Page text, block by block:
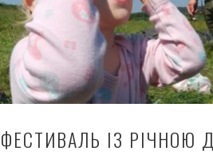
ФЕСТИВАЛЬ ІЗ РІЧНОЮ